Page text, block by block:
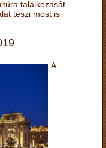
találkozását
teszi most is
A